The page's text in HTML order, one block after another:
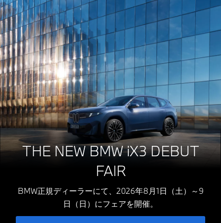
THE NEW BMW iX3 DEBUT
FAIR
BMW正規ディーラーにて、2026年8月1日（土）～9
日（日）にフェアを開催。